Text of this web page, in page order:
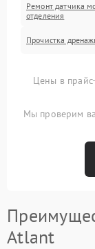
Ремонт датчика
отделения
Прочистка
Цены в
Мы проверим
Atlant